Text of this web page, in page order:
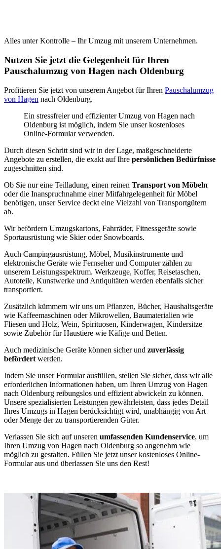
Alles unter Kontrolle – Ihr Umzug mit unserem Unternehmen.
Nutzen Sie jetzt die Gelegenheit für Ihren
Pauschalumzug von Hagen nach Oldenburg
Profitieren Sie jetzt von unserem Angebot für Ihren Pauschalumzug
von Hagen nach Oldenburg.
Ein stressfreier und effizienter Umzug von Hagen nach
Oldenburg ist möglich, indem Sie unser kostenloses
Online-Formular verwenden.
Durch diesen Schritt sind wir in der Lage, maßgeschneiderte
Angebote zu erstellen, die exakt auf Ihre persönlichen Bedürfnisse
zugeschnitten sind.
Ob Sie nur eine Teilladung, einen reinen Transport von Möbeln
oder die Inanspruchnahme einer Mitfahrgelegenheit für Möbel
benötigen, unser Service deckt eine Vielzahl von Transportgütern
ab.
Wir befördern Umzugskartons, Fahrräder, Fitnessgeräte sowie
Sportausrüstung wie Skier oder Snowboards.
Auch Campingausrüstung, Möbel, Musikinstrumente und
elektronische Geräte wie Fernseher und Computer zählen zu
unserem Leistungsspektrum. Werkzeuge, Koffer, Reisetaschen,
Autoteile, Kunstwerke und Antiquitäten werden ebenfalls sicher
transportiert.
Zusätzlich kümmern wir uns um Pflanzen, Bücher, Haushaltsgeräte
wie Kaffeemaschinen oder Mikrowellen, Baumaterialien wie
Fliesen und Holz, Wein, Spirituosen, Kinderwagen, Kindersitze
sowie Zubehör für Haustiere wie Käfige und Betten.
Auch medizinische Geräte können sicher und zuverlässig
befördert werden.
Indem Sie unser Formular ausfüllen, stellen Sie sicher, dass wir alle
erforderlichen Informationen haben, um Ihren Umzug von Hagen
nach Oldenburg reibungslos und effizient abwickeln zu können.
Unsere spezialisierten Leistungen gewährleisten, dass jedes Detail
Ihres Umzugs in Hagen berücksichtigt wird, unabhängig von Art
oder Menge der zu transportierenden Güter.
Verlassen Sie sich auf unseren umfassenden Kundenservice, um
Ihren Umzug von Hagen nach Oldenburg so angenehm wie
möglich zu gestalten. Füllen Sie jetzt unser kostenloses Online-
Formular aus und überlassen Sie uns den Rest!